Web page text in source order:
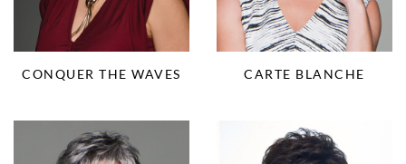
CONQUER THE WAVES CARTE BLANCHE